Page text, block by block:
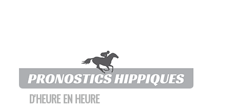
D'HEURE EN HEURE